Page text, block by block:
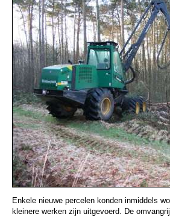
Enkele nieuwe percelen konden inmiddels
kleinere werken zijn uitgevoerd. De